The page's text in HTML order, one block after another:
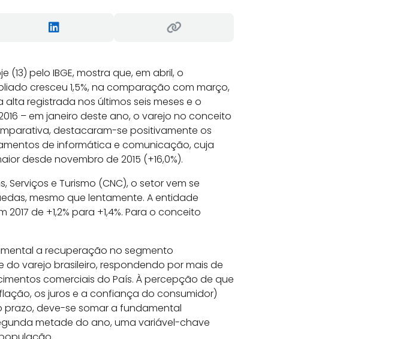
(13) pelo IBGE, mostra que, em abril, o
cresceu 1,5%, na comparação com março,
registrada nos últimos seis meses e o
– em janeiro deste ano, o varejo no conceito
destacaram-se positivamente os
de informática e comunicação, cuja
desde novembro de 2015 (+16,0%).
e Turismo (CNC), o setor vem se
mesmo que lentamente. A entidade
de +1,2% para +1,4%. Para o conceito
a recuperação no segmento
varejo brasileiro, respondendo por mais de
comerciais do País. À percepção de que
os juros e a confiança do consumidor)
deve-se somar a fundamental
metade do ano, uma variável-chave